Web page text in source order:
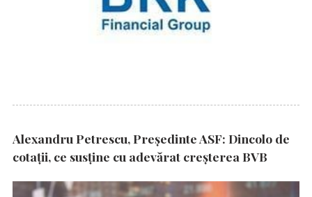
Alexandru Petrescu, Președinte ASF: Dincolo de
cotații, ce susține cu adevărat creșterea BVB